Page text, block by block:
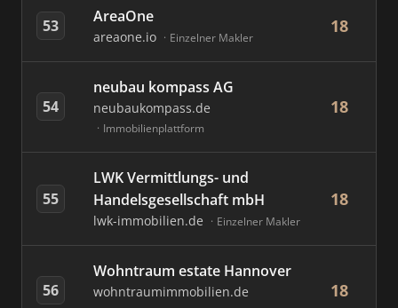
53 AreaOne
areaone.io Einzelner Makler
18
54
neubau kompass AG
neubaukompass.de
Immobilienplattform
18
55
LWK Vermittlungs- und
Handelsgesellschaft mbH
lwk-immobilien.de Einzelner Makler
18
56
Wohntraum estate Hannover
wohntraumimmobilien.de 18